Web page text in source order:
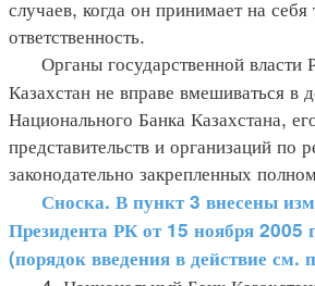
случаев, когда он принимает на себя
ответственность.
Органы государственной власти
Казахстан не вправе вмешиваться в
Национального Банка Казахстана,
представительств и организаций по
законодательно закрепленных
Сноска. В пункт 3 внесены
Президента РК от 15 ноября 2005
(порядок введения в действие см.